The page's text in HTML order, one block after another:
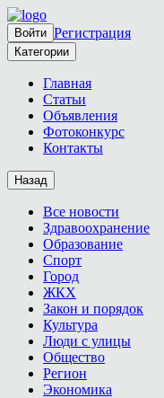
Войти Регистрация
Категории
Главная
Статьи
Объявления
Фотоконкурс
Контакты
Назад
Все новости
Здравоохранение
Образование
Спорт
Город
ЖКХ
Закон и порядок
Культура
Люди с улицы
Общество
Регион
Экономика